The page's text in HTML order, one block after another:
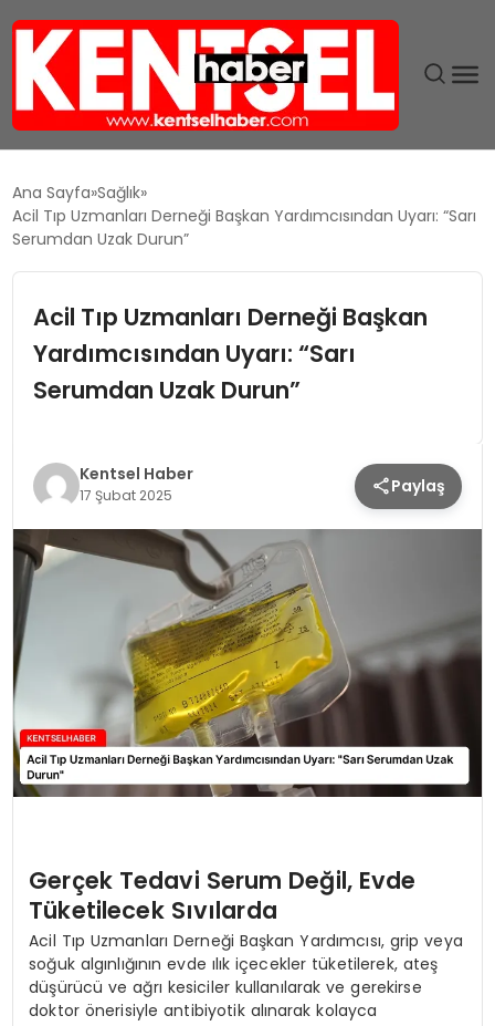
GÜNDEM
EĞITIM
MAGAZIN
KÜLTÜR & SANAT
SPOR
Ana Sayfa Sağlık
Acil Tıp Uzmanları Derneği Başkan Yardımcısından Uyarı: “Sarı
Serumdan Uzak Durun”
Acil Tıp Uzmanları Derneği Başkan
Yardımcısından Uyarı: “Sarı
Serumdan Uzak Durun”
Kentsel Haber
17 Şubat 2025 Paylaş
Gerçek Tedavi Serum Değil, Evde
Tüketilecek Sıvılarda
Acil Tıp Uzmanları Derneği Başkan Yardımcısı, grip veya
soğuk algınlığının evde ılık içecekler tüketilerek, ateş
düşürücü ve ağrı kesiciler kullanılarak ve gerekirse
doktor önerisiyle antibiyotik alınarak kolayca